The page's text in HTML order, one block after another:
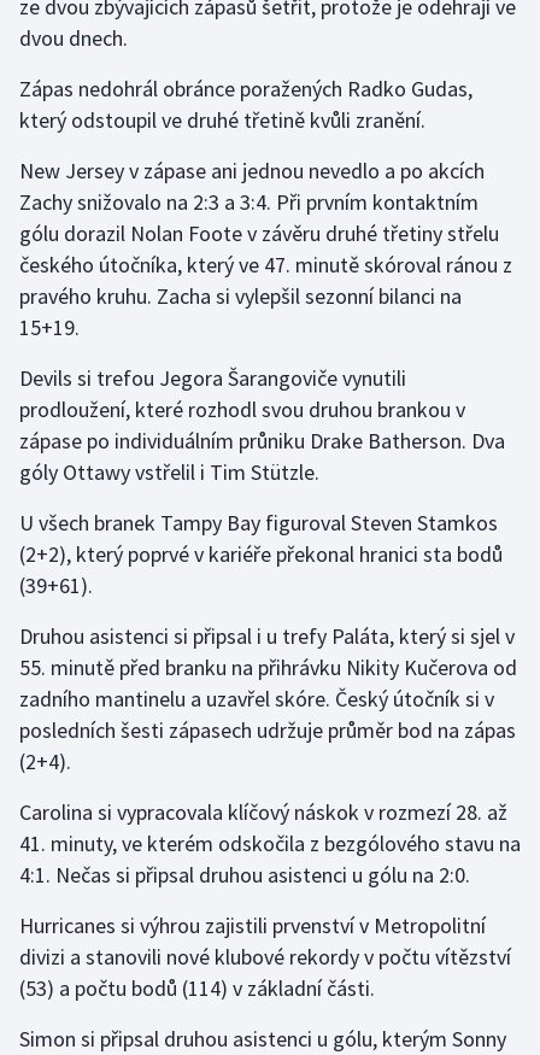
Plážový volejbal
Rychlobruslení
Rychlostní kanoistika
Short track
Sportovní střelba
Triatlon
Veslování
Vodní slalom
Volejbal
Ostatní
ze dvou zbývajících zápasů šetřit, protože je odehrají ve
dvou dnech.
Zápas nedohrál obránce poražených Radko Gudas,
který odstoupil ve druhé třetině kvůli zranění.
New Jersey v zápase ani jednou nevedlo a po akcích
Zachy snižovalo na 2:3 a 3:4. Při prvním kontaktním
gólu dorazil Nolan Foote v závěru druhé třetiny střelu
českého útočníka, který ve 47. minutě skóroval ránou z
pravého kruhu. Zacha si vylepšil sezonní bilanci na
15+19.
Devils si trefou Jegora Šarangoviče vynutili
prodloužení, které rozhodl svou druhou brankou v
zápase po individuálním průniku Drake Batherson. Dva
góly Ottawy vstřelil i Tim Stützle.
U všech branek Tampy Bay figuroval Steven Stamkos
(2+2), který poprvé v kariéře překonal hranici sta bodů
(39+61).
Druhou asistenci si připsal i u trefy Paláta, který si sjel v
55. minutě před branku na přihrávku Nikity Kučerova od
zadního mantinelu a uzavřel skóre. Český útočník si v
posledních šesti zápasech udržuje průměr bod na zápas
(2+4).
Carolina si vypracovala klíčový náskok v rozmezí 28. až
41. minuty, ve kterém odskočila z bezgólového stavu na
4:1. Nečas si připsal druhou asistenci u gólu na 2:0.
Hurricanes si výhrou zajistili prvenství v Metropolitní
divizi a stanovili nové klubové rekordy v počtu vítězství
(53) a počtu bodů (114) v základní části.
Simon si připsal druhou asistenci u gólu, kterým Sonny